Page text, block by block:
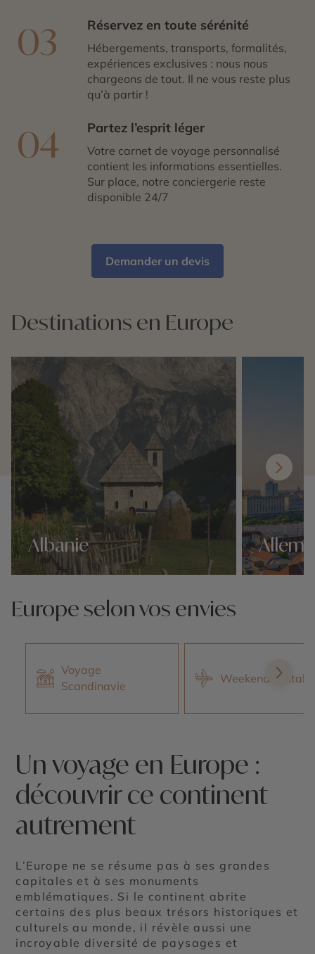
03 Réservez en toute sérénité
Hébergements, transports, formalités,
expériences exclusives : nous nous
chargeons de tout. Il ne vous reste plus
qu’à partir !
04 Partez l’esprit léger
Votre carnet de voyage personnalisé
contient les informations essentielles.
Sur place, notre conciergerie reste
disponible 24/7
Demander un devis
Destinations en Europe
Albanie
Europe selon vos envies
Voyage
Scandinavie
Weekend en Italie
Un voyage en Europe :
découvrir ce continent
autrement
L’Europe ne se résume pas à ses grandes
capitales et à ses monuments
emblématiques. Si le continent abrite
certains des plus beaux trésors historiques et
culturels au monde, il révèle aussi une
incroyable diversité de paysages et